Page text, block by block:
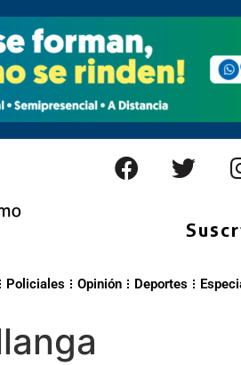
Policiales Opinión Deportes